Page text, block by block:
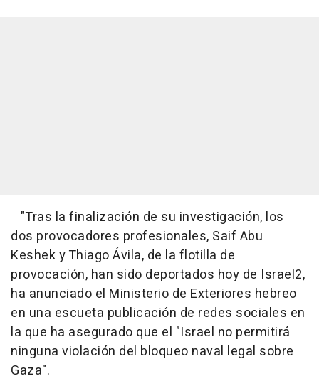
"Tras la finalización de su investigación, los
dos provocadores profesionales, Saif Abu
Keshek y Thiago Ávila, de la flotilla de
provocación, han sido deportados hoy de Israel2,
ha anunciado el Ministerio de Exteriores hebreo
en una escueta publicación de redes sociales en
la que ha asegurado que el "Israel no permitirá
ninguna violación del bloqueo naval legal sobre
Gaza".